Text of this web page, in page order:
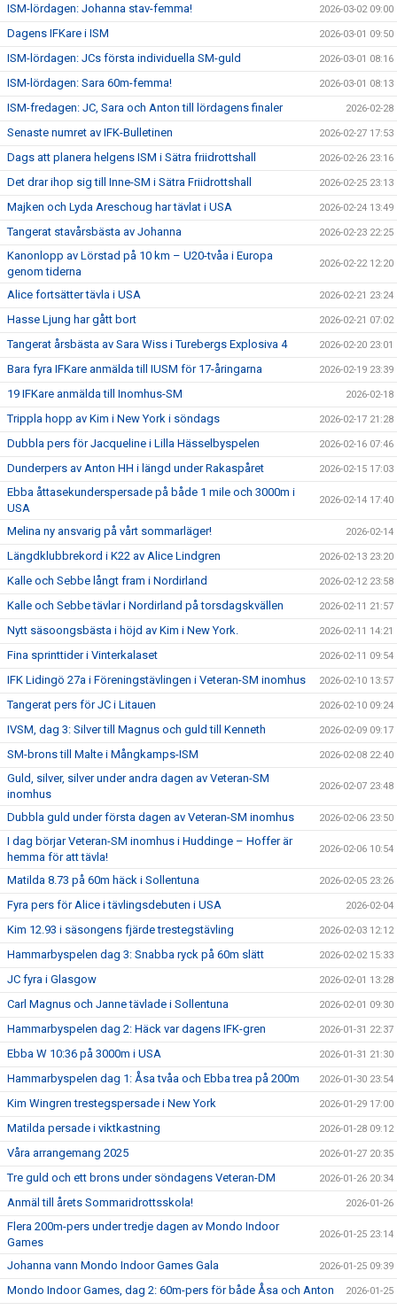
ISM-lördagen: Johanna stav-femma! 2026-03-02 09:00
Dagens IFKare i ISM 2026-03-01 09:50
ISM-lördagen: JCs första individuella SM-guld 2026-03-01 08:16
ISM-lördagen: Sara 60m-femma! 2026-03-01 08:13
ISM-fredagen: JC, Sara och Anton till lördagens finaler 2026-02-28
Senaste numret av IFK-Bulletinen 2026-02-27 17:53
Dags att planera helgens ISM i Sätra friidrottshall 2026-02-26 23:16
Det drar ihop sig till Inne-SM i Sätra Friidrottshall 2026-02-25 23:13
Majken och Lyda Areschoug har tävlat i USA 2026-02-24 13:49
Tangerat stavårsbästa av Johanna 2026-02-23 22:25
Kanonlopp av Lörstad på 10 km – U20-tvåa i Europa
genom tiderna
2026-02-22 12:20
Alice fortsätter tävla i USA 2026-02-21 23:24
Hasse Ljung har gått bort 2026-02-21 07:02
Tangerat årsbästa av Sara Wiss i Turebergs Explosiva 4 2026-02-20 23:01
Bara fyra IFKare anmälda till IUSM för 17-åringarna 2026-02-19 23:39
19 IFKare anmälda till Inomhus-SM 2026-02-18
Trippla hopp av Kim i New York i söndags 2026-02-17 21:28
Dubbla pers för Jacqueline i Lilla Hässelbyspelen 2026-02-16 07:46
Dunderpers av Anton HH i längd under Rakaspåret 2026-02-15 17:03
Ebba åttasekunderspersade på både 1 mile och 3000m i
USA
2026-02-14 17:40
Melina ny ansvarig på vårt sommarläger! 2026-02-14
Längdklubbrekord i K22 av Alice Lindgren 2026-02-13 23:20
Kalle och Sebbe långt fram i Nordirland 2026-02-12 23:58
Kalle och Sebbe tävlar i Nordirland på torsdagskvällen 2026-02-11 21:57
Nytt säsoongsbästa i höjd av Kim i New York. 2026-02-11 14:21
Fina sprinttider i Vinterkalaset 2026-02-11 09:54
IFK Lidingö 27a i Föreningstävlingen i Veteran-SM inomhus 2026-02-10 13:57
Tangerat pers för JC i Litauen 2026-02-10 09:24
IVSM, dag 3: Silver till Magnus och guld till Kenneth 2026-02-09 09:17
SM-brons till Malte i Mångkamps-ISM 2026-02-08 22:40
Guld, silver, silver under andra dagen av Veteran-SM
inomhus
2026-02-07 23:48
Dubbla guld under första dagen av Veteran-SM inomhus 2026-02-06 23:50
I dag börjar Veteran-SM inomhus i Huddinge – Hoffer är
hemma för att tävla!
2026-02-06 10:54
Matilda 8.73 på 60m häck i Sollentuna 2026-02-05 23:26
Fyra pers för Alice i tävlingsdebuten i USA 2026-02-04
Kim 12.93 i säsongens fjärde trestegstävling 2026-02-03 12:12
Hammarbyspelen dag 3: Snabba ryck på 60m slätt 2026-02-02 15:33
JC fyra i Glasgow 2026-02-01 13:28
Carl Magnus och Janne tävlade i Sollentuna 2026-02-01 09:30
Hammarbyspelen dag 2: Häck var dagens IFK-gren 2026-01-31 22:37
Ebba W 10:36 på 3000m i USA 2026-01-31 21:30
Hammarbyspelen dag 1: Åsa tvåa och Ebba trea på 200m 2026-01-30 23:54
Kim Wingren trestegspersade i New York 2026-01-29 17:00
Matilda persade i viktkastning 2026-01-28 09:12
Våra arrangemang 2025 2026-01-27 20:35
Tre guld och ett brons under söndagens Veteran-DM 2026-01-26 20:34
Anmäl till årets Sommaridrottsskola! 2026-01-26
Flera 200m-pers under tredje dagen av Mondo Indoor
Games
2026-01-25 23:14
Johanna vann Mondo Indoor Games Gala 2026-01-25 09:39
Mondo Indoor Games, dag 2: 60m-pers för både Åsa och Anton 2026-01-25